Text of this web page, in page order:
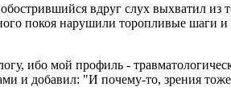
вдруг слух выхватил из
покоя нарушили торопливые шаги и
ибо мой профиль -
и добавил: "И почему-то, зрения